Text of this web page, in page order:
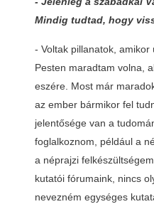
Mindig tudtad, hogy
- Voltak pillanatok,
Pesten maradtam volna,
eszére. Most már
az ember bármikor fel
jelentősége van a
foglalkoznom, például a
a néprajzi
kutatói fórumaink, nincs
nevezném egységes